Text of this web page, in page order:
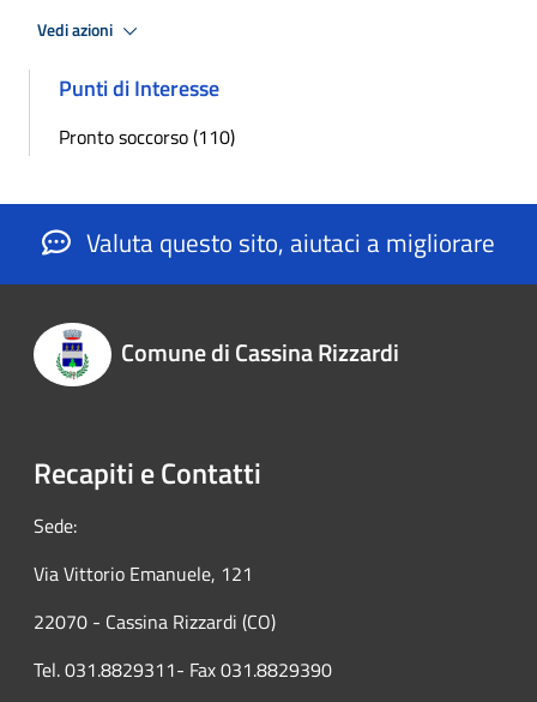
Vedi azioni
Punti di Interesse
Pronto soccorso (110)
Valuta questo sito, aiutaci a migliorare
Comune di Cassina Rizzardi
Recapiti e Contatti
Sede:
Via Vittorio Emanuele, 121
22070 - Cassina Rizzardi (CO)
Tel. 031.8829311- Fax 031.8829390